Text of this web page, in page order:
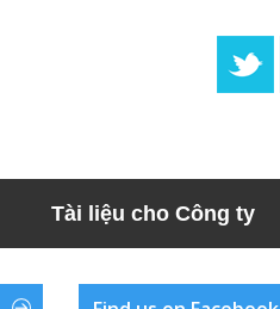
Tài liệu cho Công ty